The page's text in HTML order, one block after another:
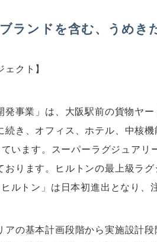
ランドを含む、うめ
ェクト】
発事業」は、大阪駅前の貨物ヤ
続き、オフィス、ホテル、中核
います。スーパーラグジュア
おります。ヒルトンの最上級ラ
ルトン」は日本初進出となり、
アの基本計画段階から実施設計